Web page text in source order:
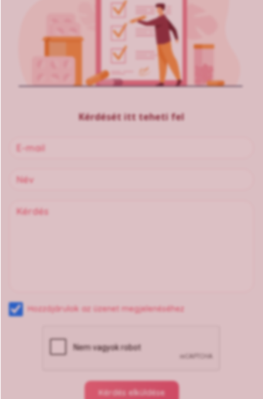
Kérdését itt teheti fel
Hozzájárulok az üzenet megjelenéséhez
Kérdés elküldése